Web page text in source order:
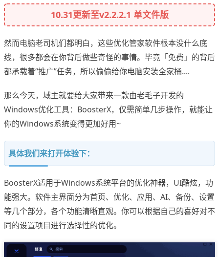
10.31更新至v2.2.2.1 单文件版
然而电脑老司机们都明白，这些优化管家软件根本没什么底
线，很多都会在你背后做些奇怪的事情。毕竟「免费」的背后
都承载着“推广”任务，所以偷偷给你电脑安装全家桶....
那么今天，域主就要给大家带来一款由老毛子开发的
Windows优化工具：BoosterX，仅需简单几步操作，就能让
你的Windows系统变得更加好用~
具体我们来打开体验下：
BoosterX适用于Windows系统平台的优化神器，UI酷炫，功
能强大。软件主界面分为首页、优化、应用、AI、备份、设置
等几个部分，各个功能清晰直观。你可以根据自己的喜好对不
同的设置项目进行选择性的优化。